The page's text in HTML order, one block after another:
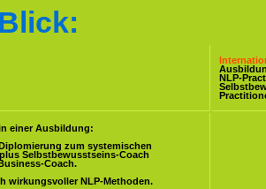
NLP-
einer Ausbildung:
zum systemischen
Selbstbewusstseins-Coach
Coach.
wirkungsvoller NLP-Methoden.